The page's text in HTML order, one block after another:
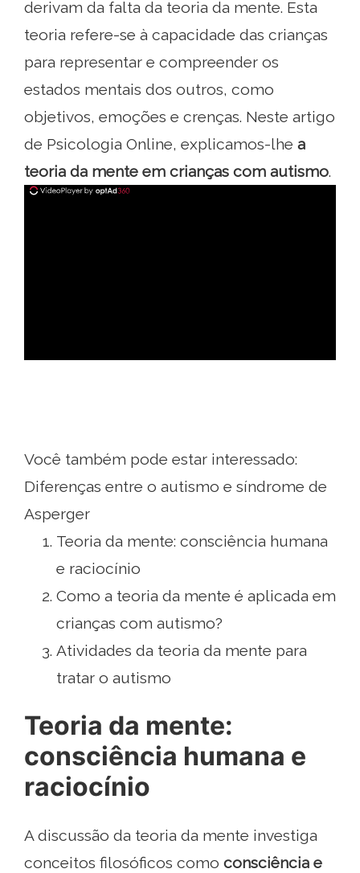
derivam da falta da teoria da mente. Esta
teoria refere-se à capacidade das crianças
para representar e compreender os
estados mentais dos outros, como
objetivos, emoções e crenças. Neste artigo
de Psicologia Online, explicamos-lhe a
teoria da mente em crianças com autismo.
Você também pode estar interessado:
Diferenças entre o autismo e síndrome de
Asperger
Teoria da mente: consciência humana
e raciocínio
Como a teoria da mente é aplicada em
crianças com autismo?
Atividades da teoria da mente para
tratar o autismo
Teoria da mente:
consciência humana e
raciocínio
A discussão da teoria da mente investiga
conceitos filosóficos como consciência e